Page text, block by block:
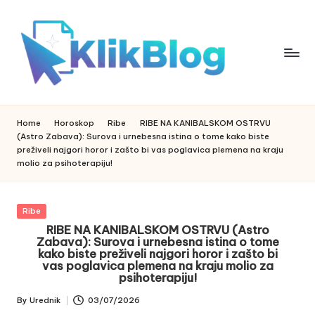
content
li
b
l
o
g
Home Horoskop Ribe
RIBE NA KANIBALSKOM OSTRVU
(Astro Zabava): Surova i urnebesna istina o tome kako biste
preživeli najgori horor i zašto bi vas poglavica plemena na kraju
molio za psihoterapiju!
Posted
Ribe
RIBE NA KANIBALSKOM OSTRVU (Astro
Zabava): Surova i urnebesna istina o tome
kako biste preživeli najgori horor i zašto bi
vas poglavica plemena na kraju molio za
psihoterapiju!
Posted
By Urednik 03/07/2026